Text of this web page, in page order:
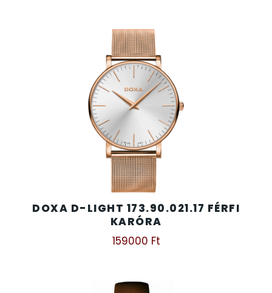
DOXA D-LIGHT 173.90.021.17 FÉRFI
KARÓRA
159000 Ft